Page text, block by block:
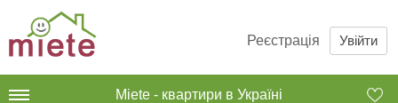
Реєстрація Увійти
Miete - квартири в Україні